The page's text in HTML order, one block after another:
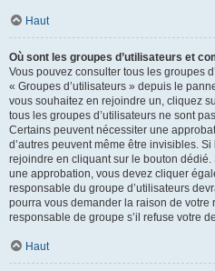
Haut
Où sont les groupes d’utilisateurs et
Vous pouvez consulter tous les groupes
« Groupes d’utilisateurs » depuis le
vous souhaitez en rejoindre un, cliquez
tous les groupes d’utilisateurs ne sont
Certains peuvent nécessiter une
d’autres peuvent même être invisibles.
rejoindre en cliquant sur le bouton
une approbation, vous devez cliquer
responsable du groupe d’utilisateurs
pourra vous demander la raison de votre
responsable de groupe s’il refuse votre
Haut